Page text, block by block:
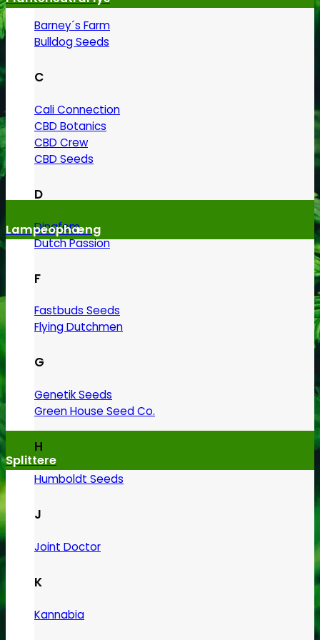
Barney´s Farm
Bulldog Seeds
C
Cali Connection
CBD Botanics
CBD Crew
CBD Seeds
D
Dinafem
Dutch Passion
F
Fastbuds Seeds
Flying Dutchmen
G
Genetik Seeds
Green House Seed Co.
H
Humboldt Seeds
J
Joint Doctor
K
Kannabia
Lampeophæng
Splittere